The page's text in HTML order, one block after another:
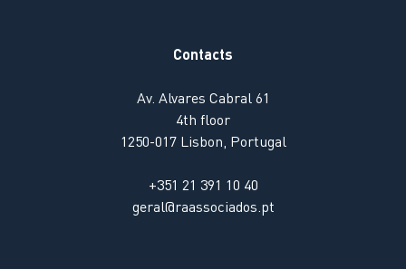
Contacts
Av. Alvares Cabral 61
4th floor
1250-017 Lisbon, Portugal
+351 21 391 10 40
geral@raassociados.pt